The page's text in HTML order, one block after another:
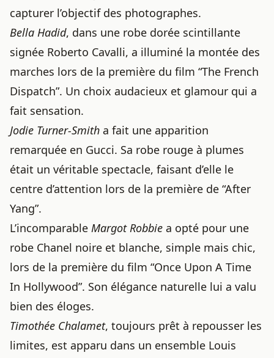
capturer l’objectif des photographes.
Bella Hadid, dans une robe dorée scintillante
signée Roberto Cavalli, a illuminé la montée des
marches lors de la première du film “The French
Dispatch”. Un choix audacieux et glamour qui a
fait sensation.
Jodie Turner-Smith a fait une apparition
remarquée en Gucci. Sa robe rouge à plumes
était un véritable spectacle, faisant d’elle le
centre d’attention lors de la première de “After
Yang”.
L’incomparable Margot Robbie a opté pour une
robe Chanel noire et blanche, simple mais chic,
lors de la première du film “Once Upon A Time
In Hollywood”. Son élégance naturelle lui a valu
bien des éloges.
Timothée Chalamet, toujours prêt à repousser les
limites, est apparu dans un ensemble Louis